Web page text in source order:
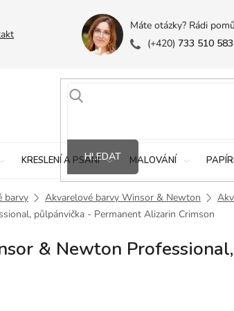
Máte otázky? Rádi
(+420) 733 510 583
HLEDAT
KRESLENÍ A PSANÍ MALOVÁNÍ
barvy Akvarelové barvy Winsor & Newton
půlpánvička - Permanent Alizarin Crimson
& Newton